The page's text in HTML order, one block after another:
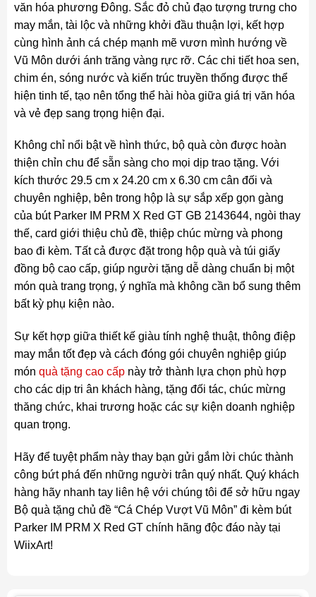
văn hóa phương Đông. Sắc đỏ chủ đạo tượng trưng cho
may mắn, tài lộc và những khởi đầu thuận lợi, kết hợp
cùng hình ảnh cá chép mạnh mẽ vươn mình hướng về
Vũ Môn dưới ánh trăng vàng rực rỡ. Các chi tiết hoa sen,
chim én, sóng nước và kiến trúc truyền thống được thể
hiện tinh tế, tạo nên tổng thể hài hòa giữa giá trị văn hóa
và vẻ đẹp sang trọng hiện đại.
Không chỉ nổi bật về hình thức, bộ quà còn được hoàn
thiện chỉn chu để sẵn sàng cho mọi dịp trao tặng. Với
kích thước 29.5 cm x 24.20 cm x 6.30 cm cân đối và
chuyên nghiệp, bên trong hộp là sự sắp xếp gọn gàng
của bút Parker IM PRM X Red GT GB 2143644, ngòi thay
thế, card giới thiệu chủ đề, thiệp chúc mừng và phong
bao đi kèm. Tất cả được đặt trong hộp quà và túi giấy
đồng bộ cao cấp, giúp người tặng dễ dàng chuẩn bị một
món quà trang trọng, ý nghĩa mà không cần bổ sung thêm
bất kỳ phụ kiện nào.
Sự kết hợp giữa thiết kế giàu tính nghệ thuật, thông điệp
may mắn tốt đẹp và cách đóng gói chuyên nghiệp giúp
món quà tặng cao cấpnày trở thành lựa chọn phù hợp
cho các dịp tri ân khách hàng, tặng đối tác, chúc mừng
thăng chức, khai trương hoặc các sự kiện doanh nghiệp
quan trọng.
Hãy để tuyệt phẩm này thay bạn gửi gắm lời chúc thành
công bứt phá đến những người trân quý nhất. Quý khách
hàng hãy nhanh tay liên hệ với chúng tôi để sở hữu ngay
Bộ quà tặng chủ đề “Cá Chép Vượt Vũ Môn” đi kèm bút
Parker IM PRM X Red GT chính hãng độc đáo này tại
WiixArt!